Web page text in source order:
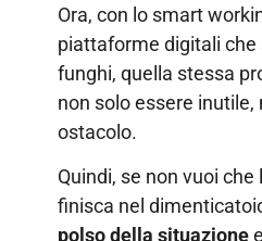
Ora, con lo smart
piattaforme digitali che
funghi, quella stessa
non solo essere
ostacolo.
Quindi, se non vuoi
finisca nel
polso della situazione